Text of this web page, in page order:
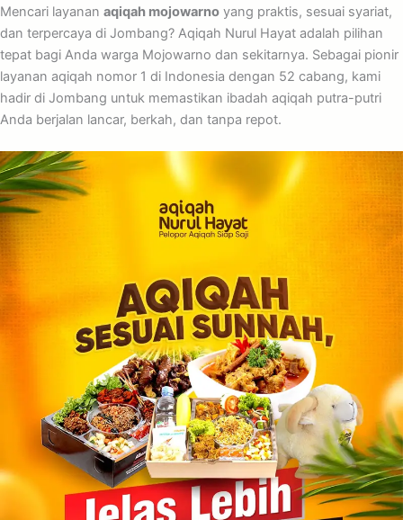
Mencari layanan aqiqah mojowarno yang praktis, sesuai syariat,
dan terpercaya di Jombang? Aqiqah Nurul Hayat adalah pilihan
tepat bagi Anda warga Mojowarno dan sekitarnya. Sebagai pionir
layanan aqiqah nomor 1 di Indonesia dengan 52 cabang, kami
hadir di Jombang untuk memastikan ibadah aqiqah putra-putri
Anda berjalan lancar, berkah, dan tanpa repot.